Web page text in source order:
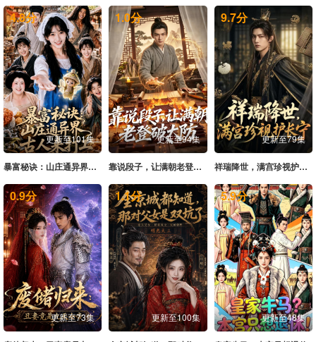
4.8分
更新至101集
暴富秘诀：山庄通异界古人来打工
1.0分
更新至94集
靠说段子，让满朝老登大破大防
9.7分
更新至79集
祥瑞降世，满宫珍视护长宁
0.9分
更新至73集
1.1分
更新至100集
5.9分
更新至48集